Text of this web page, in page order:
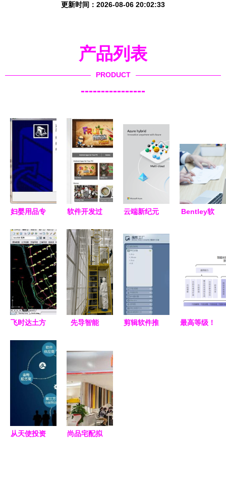
更新时间：2026-08-06 20:02:33
产品列表
PRODUCT
----------------
妇婴用品专
统下载v2.0
官方版——
其他行业软
件探析
软件开发过
性软件
云端新纪元
力云原生、
数据和AI重
生态
Bentley软
飞时达土方
FastTFT
功能深度解
析与破解风
先导智能
发，引领全
球智能装备
新格局
剪辑软件推
最高等级！
从天使投资
尚品宅配拟